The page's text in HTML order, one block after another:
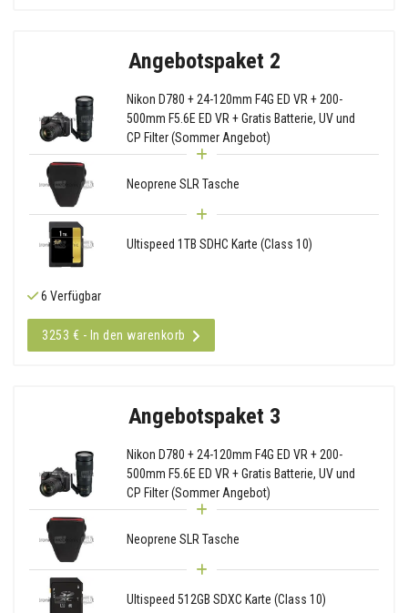
Angebotspaket 2
Nikon D780 + 24-120mm F4G ED VR + 200-
500mm F5.6E ED VR + Gratis Batterie, UV und
CP Filter (Sommer Angebot)
Neoprene SLR Tasche
Ultispeed 1TB SDHC Karte (Class 10)
6 Verfügbar
3253 € - In den warenkorb
Angebotspaket 3
Nikon D780 + 24-120mm F4G ED VR + 200-
500mm F5.6E ED VR + Gratis Batterie, UV und
CP Filter (Sommer Angebot)
Neoprene SLR Tasche
Ultispeed 512GB SDXC Karte (Class 10)